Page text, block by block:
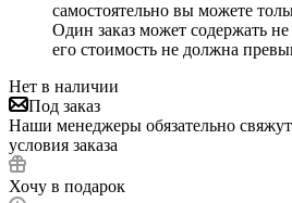
самостоятельно вы можете
Один заказ может содержать
его стоимость не должна
Нет в наличии
Под заказ
Наши менеджеры обязательно
условия заказа
Хочу в подарок